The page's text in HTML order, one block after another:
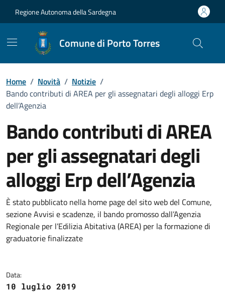
Regione Autonoma della Sardegna
Comune di Porto Torres
Home / Novità / Notizie /
Bando contributi di AREA per gli assegnatari degli alloggi Erp
dell’Agenzia
Bando contributi di AREA
per gli assegnatari degli
alloggi Erp dell’Agenzia
Dettagli della notizia
È stato pubblicato nella home page del sito web del Comune,
sezione Avvisi e scadenze, il bando promosso dall’Agenzia
Regionale per l’Edilizia Abitativa (AREA) per la formazione di
graduatorie finalizzate
Data:
10 luglio 2019